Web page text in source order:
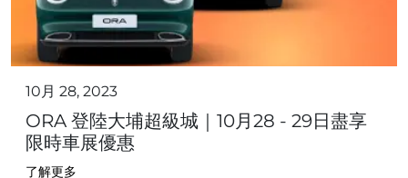
10月 28, 2023
ORA 登陸大埔超級城｜10月28 - 29日盡享
限時車展優惠
了解更多